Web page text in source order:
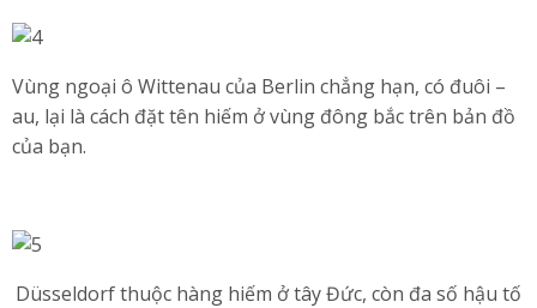
Vùng ngoại ô Wittenau của Berlin chẳng hạn, có đuôi –
au, lại là cách đặt tên hiếm ở vùng đông bắc trên bản đồ
của bạn.
Düsseldorf thuộc hàng hiếm ở tây Đức, còn đa số hậu tố